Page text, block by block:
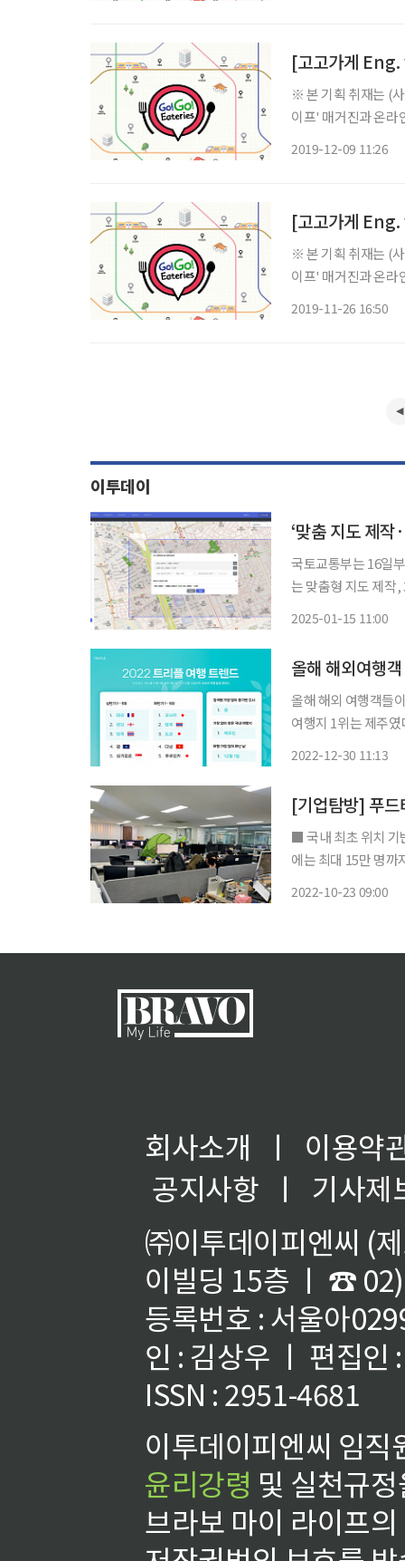
※ 본 기획 취재는 (
이프' 매거진과 온라
2019-12-09 11:26
[고고가게
※ 본 기획 취재는 (
이프' 매거진과 온라
2019-11-26 16:50
이투데이
‘맞춤 지도 제
국토교통부는 16일
는 맞춤형 지도 제작
2025-01-15 11:00
올해 해외여행
올해 해외 여행객들
여행지 1위는 제주였다. 인터파크는 초개인화 여행 플랫폼 트리플 사용자들이
2022-12-30 11:13
[기업탐방] 푸드
■ 국내 최초 위치 기
에는 최대 15만 명까
2022-10-23 09:00
회사소개 ㅣ
이용약
공지사항
ㅣ
기사제
㈜이투데이피엔씨 (
이빌딩 15층 ㅣ ☎
등록번호 : 서울아
인 : 김상우 ㅣ 편집인
ISSN : 2951-4681
이투데이피엔씨 임
윤리강령 및 실천규
브라보 마이 라이프